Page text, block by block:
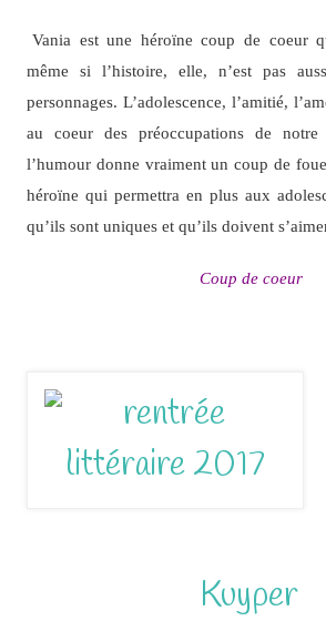
Vania est une héroïne coup de coeur
même si l’histoire, elle, n’est pas
personnages. L’adolescence, l’amitié,
au coeur des préoccupations de
l’humour donne vraiment un coup de
héroïne qui permettra en plus aux
qu’ils sont uniques et qu’ils doivent
Coup de coeur
Kuyper